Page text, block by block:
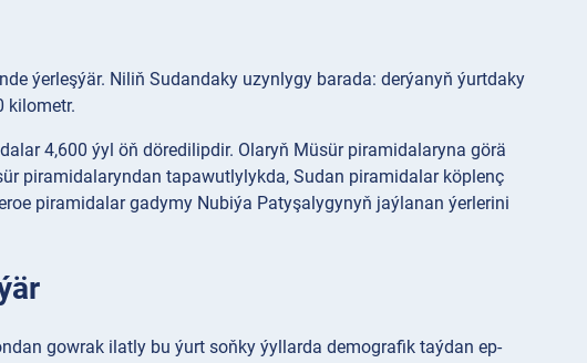
ýerleşýär. Niliň Sudandaky uzynlygy barada: derýanyň ýurtdaky
kilometr.
4,600 ýyl öň döredilipdir. Olaryň Müsür piramidalaryna görä
piramidalaryndan tapawutlylykda, Sudan piramidalar köplenç
piramidalar gadymy Nubiýa Patyşalygynyň jaýlanan ýerlerini
gowrak ilatly bu ýurt soňky ýyllarda demografik taýdan ep-